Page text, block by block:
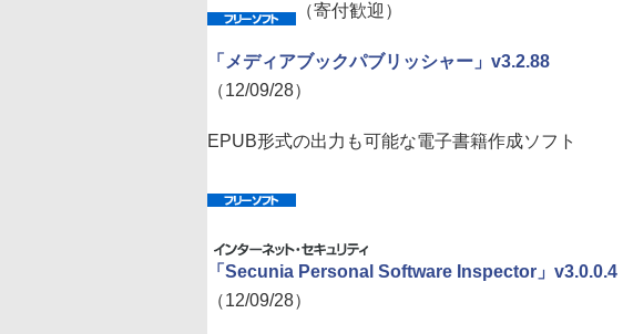
（寄付歓迎）
「メディアブックパブリッシャー」v3.2.88
（12/09/28）
EPUB形式の出力も可能な電子書籍作成ソフト
「Secunia Personal Software Inspector」v3.0.0.4
（12/09/28）